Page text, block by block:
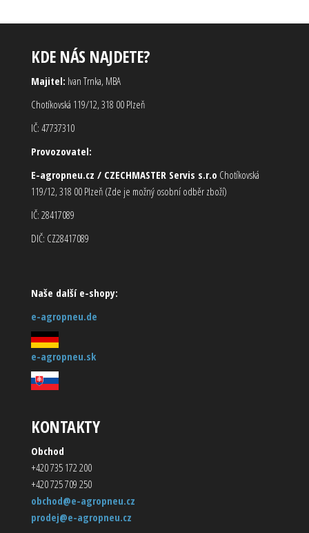
KDE NÁS NAJDETE?
Majitel: Ivan Trnka, MBA
Chotíkovská 119/12, 318 00 Plzeň
IČ: 47737310
Provozovatel:
E-agropneu.cz / CZECHMASTER Servis s.r.o Chotíkovská
119/12, 318 00 Plzeň (Zde je možný osobní odběr zboží)
IČ: 28417089
DIČ: CZ28417089
Naše další e-shopy:
e-agropneu.de
e-agropneu.sk
KONTAKTY
Obchod
+420 735 172 200
+420 725 709 250
obchod@e-agropneu.cz
prodej@e-agropneu.cz